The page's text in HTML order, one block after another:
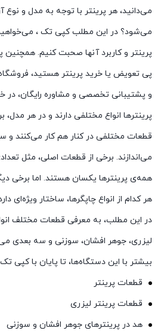
می‌دانید، هر پرینتر با توجه به مدل و
می‌شود؟ در این مطلب کپی تک ، می‌خواهیم
پرینتر و کاربرد آنها صحبت کنیم. همچنین
پی تعویض یا خرید پرینتر هستید،
و پشتیبانی تخصصی و مشاوره رایگان،
پرینترها انواع مختلفی دارند و در هر
قطعات مختلفی در کنار هم کار می‌کنند و
می‌اندازند. برخی از قطعات اصلی، مثل
همه‌ی پرینترها یکسان هستند. اما برخی
هر کدام از انواع چاپگرها، ساختار ویژه‌ای
در این مطلب، به معرفی قطعات مختلف انواع
لیزری، جوهر افشان، سوزنی و سه بعدی
بیشتر با این دستگاه‌ها، تا پایان با کپی
قطعات پرینتر
قطعات پرینتر لیزری
هد در پرینترهای جوهر افشان و سوزنی